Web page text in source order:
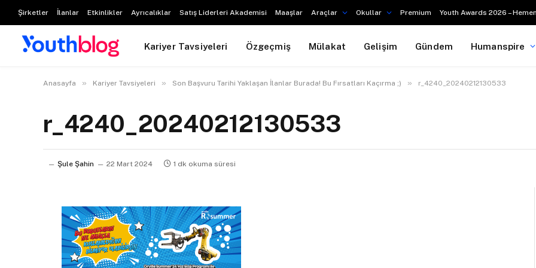
Şirketler İlanlar Etkinlikler Ayrıcalıklar Satış Liderleri Akademisi Maaşlar Araçlar Okullar Premium Youth Awards 2026 –
Kariyer Tavsiyeleri Özgeçmiş Mülakat Gelişim Gündem Humanspire
Anasayfa » Kariyer Tavsiyeleri » Son Başvuru Tarihi Yaklaşan İlanlar Burada! Bu Fırsatları Kaçırma ;) » r_4240_20240212130533
r_4240_20240212130533
Şule Şahin 22 Mart 2024 1 dk okuma süresi